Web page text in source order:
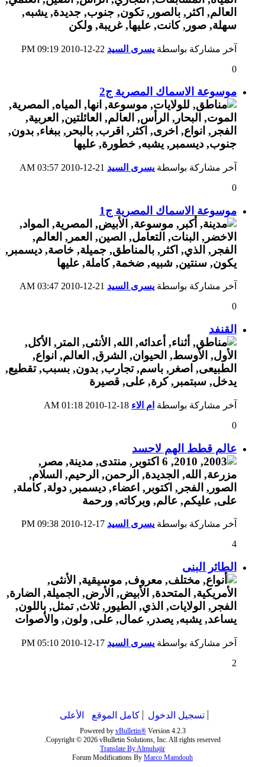
آخر مشاركة بواسطة يسرى السيد
09:19 PM
0
موسوعة الاسماك المصرية ج2
آخر مشاركة بواسطة يسرى السيد
03:57 AM
0
موسوعة الاسماك المصرية ج1
آخر مشاركة بواسطة يسرى السيد
03:47 AM
0
القنفد
آخر مشاركة بواسطة ام الاء
01:18 AM
0
عالم قطط الهم لاحسد
آخر مشاركة بواسطة يسرى السيد
09:38 PM
4
الطائر البنى
آخر مشاركة بواسطة يسرى السيد
05:10 PM
2
تسجيل الدخول كامل الموقع الأعلى
Powered by vBulletin®Version 4.2.3
Copyright © 2026 vBulletin Solutions, Inc. All rights reserved.
Translate By Almuhajir
Forum Modifications By Marco Mamdouh